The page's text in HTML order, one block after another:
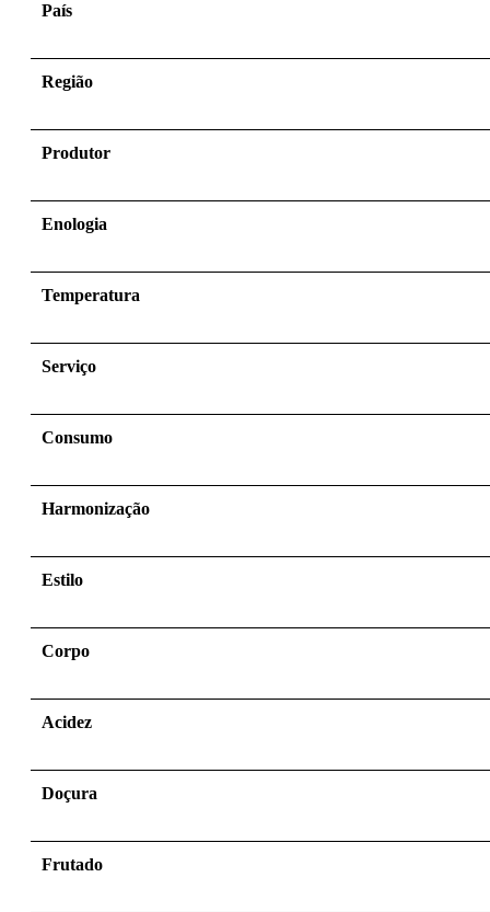
País
Região
Produtor
Enologia
Temperatura
Serviço
Consumo
Harmonização
Estilo
Corpo
Acidez
Doçura
Frutado